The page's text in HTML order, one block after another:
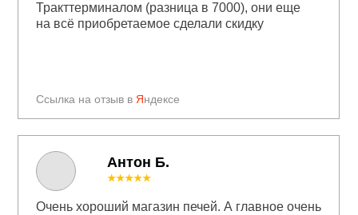
Антон Б.
Ссылка на отзыв в Яндексе
Тракттерминалом (разница в 7000), они еще
на всё приобретаемое сделали скидку
★★★★★
Очень хороший магазин печей. А главное очень